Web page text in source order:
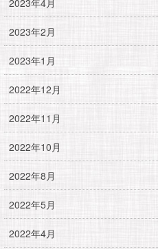
2023年2月
2023年1月
2022年12月
2022年11月
2022年10月
2022年8月
2022年5月
2022年4月